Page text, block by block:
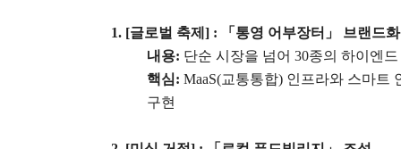
1. [글로벌 축제 ] : 「 통영 어부장터 」 브랜드화
내용: 단순 시장을 넘어 30종의 하이엔
핵심: MaaS(교통통합) 인프라와 스마트
구현